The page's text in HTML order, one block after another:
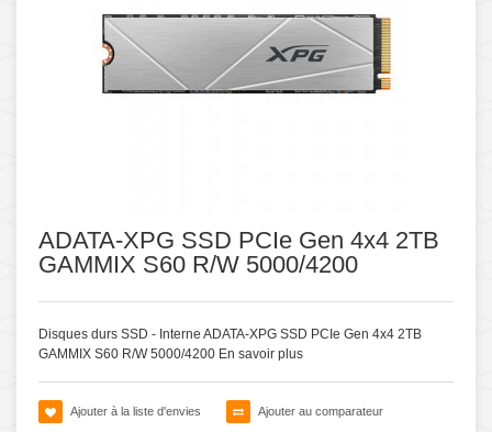
ADATA-XPG SSD PCIe Gen 4x4 2TB
GAMMIX S60 R/W 5000/4200
Disques durs SSD - Interne ADATA-XPG SSD PCIe Gen 4x4 2TB
GAMMIX S60 R/W 5000/4200 En savoir plus
Ajouter à la liste d'envies Ajouter au comparateur